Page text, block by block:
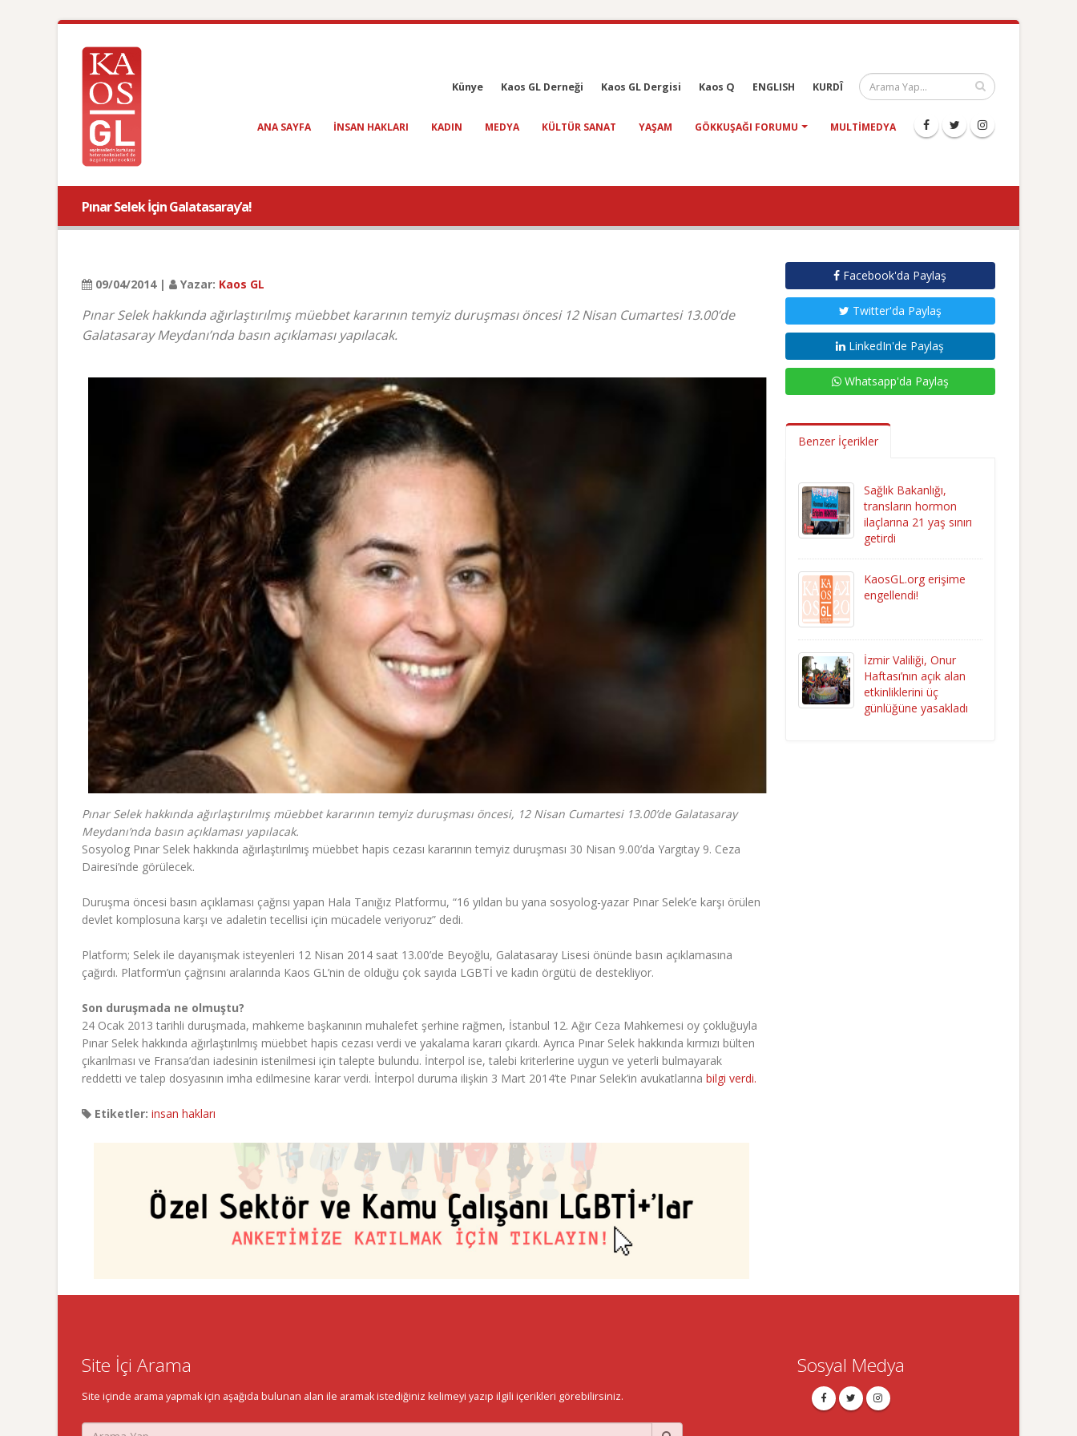
Künye Kaos GL Derneği Kaos GL Dergisi Kaos Q ENGLISH KURDÎ
ANA SAYFA INSAN HAKLARI KADIN MEDYA KÜLTÜR SANAT YAŞAM GÖKKUŞAĞI FORUMU MULTIMEDYA
Pınar Selek İçin Galatasaray’a!
09/04/2014 | Yazar: Kaos GL
Pınar Selek hakkında ağırlaştırılmış müebbet kararının temyiz duruşması öncesi 12 Nisan Cumartesi 13.00’de
Galatasaray Meydanı’nda basın açıklaması yapılacak.
Pınar Selek hakkında ağırlaştırılmış müebbet kararının temyiz duruşması öncesi, 12 Nisan Cumartesi 13.00’de Galatasaray
Meydanı’nda basın açıklaması yapılacak.
Sosyolog Pınar Selek hakkında ağırlaştırılmış müebbet hapis cezası kararının temyiz duruşması 30 Nisan 9.00’da Yargıtay 9. Ceza
Dairesi’nde görülecek.
Duruşma öncesi basın açıklaması çağrısı yapan Hala Tanığız Platformu, “16 yıldan bu yana sosyolog-yazar Pınar Selek’e karşı örülen
devlet komplosuna karşı ve adaletin tecellisi için mücadele veriyoruz” dedi.
Platform; Selek ile dayanışmak isteyenleri 12 Nisan 2014 saat 13.00’de Beyoğlu, Galatasaray Lisesi önünde basın açıklamasına
çağırdı. Platform’un çağrısını aralarında Kaos GL’nin de olduğu çok sayıda LGBTİ ve kadın örgütü de destekliyor.
Son duruşmada ne olmuştu?
24 Ocak 2013 tarihli duruşmada, mahkeme başkanının muhalefet şerhine rağmen, İstanbul 12. Ağır Ceza Mahkemesi oy çokluğuyla
Pınar Selek hakkında ağırlaştırılmış müebbet hapis cezası verdi ve yakalama kararı çıkardı. Ayrıca Pınar Selek hakkında kırmızı bülten
çıkarılması ve Fransa’dan iadesinin istenilmesi için talepte bulundu. İnterpol ise, talebi kriterlerine uygun ve yeterli bulmayarak
reddetti ve talep dosyasının imha edilmesine karar verdi. İnterpol duruma ilişkin 3 Mart 2014’te Pınar Selek’in avukatlarına bilgi verdi.
Etiketler: insan hakları
Facebook'da Paylaş
Twitter'da Paylaş
LinkedIn'de Paylaş
Whatsapp'da Paylaş
Benzer İçerikler
Sağlık Bakanlığı,
transların hormon
ilaçlarına 21 yaş sınırı
getirdi
KaosGL.org erişime
engellendi!
İzmir Valiliği, Onur
Haftası’nın açık alan
etkinliklerini üç
günlüğüne yasakladı
Site İçi Arama
Site içinde arama yapmak için aşağıda bulunan alan ile aramak istediğiniz kelimeyi yazıp ilgili içerikleri görebilirsiniz.
Sosyal Medya